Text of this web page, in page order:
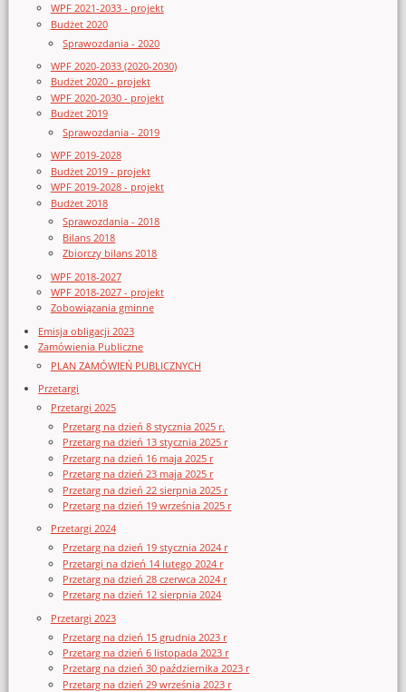
WPF 2021-2033 - projekt
Budżet 2020
Sprawozdania - 2020
WPF 2020-2033 (2020-2030)
Budżet 2020 - projekt
WPF 2020-2030 - projekt
Budżet 2019
Sprawozdania - 2019
WPF 2019-2028
Budżet 2019 - projekt
WPF 2019-2028 - projekt
Budżet 2018
Sprawozdania - 2018
Bilans 2018
Zbiorczy bilans 2018
WPF 2018-2027
WPF 2018-2027 - projekt
Zobowiązania gminne
Emisja obligacji 2023
Zamówienia Publiczne
PLAN ZAMÓWIEŃ PUBLICZNYCH
Przetargi
Przetargi 2025
Przetarg na dzień 8 stycznia 2025 r.
Przetarg na dzień 13 stycznia 2025 r
Przetarg na dzień 16 maja 2025 r
Przetarg na dzień 23 maja 2025 r
Przetarg na dzień 22 sierpnia 2025 r
Przetarg na dzień 19 września 2025 r
Przetargi 2024
Przetarg na dzień 19 stycznia 2024 r
Przetargi na dzień 14 lutego 2024 r
Przetarg na dzień 28 czerwca 2024 r
Przetarg na dzień 12 sierpnia 2024
Przetargi 2023
Przetarg na dzień 15 grudnia 2023 r
Przetarg na dzień 6 listopada 2023 r
Przetarg na dzień 30 października 2023 r
Przetarg na dzień 29 września 2023 r